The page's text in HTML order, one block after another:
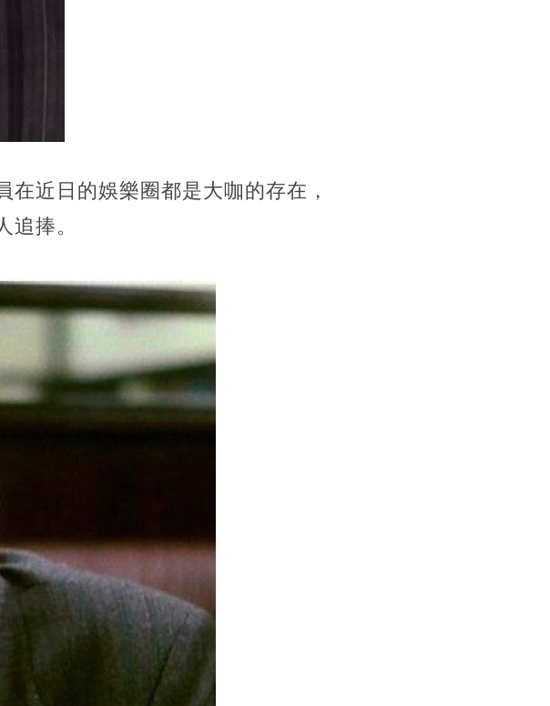
近日的娛樂圈都是大咖的存在，
捧。